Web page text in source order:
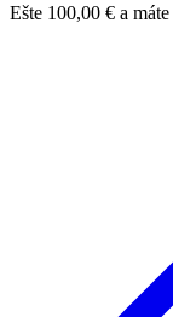
Ešte 100,00 € a máte